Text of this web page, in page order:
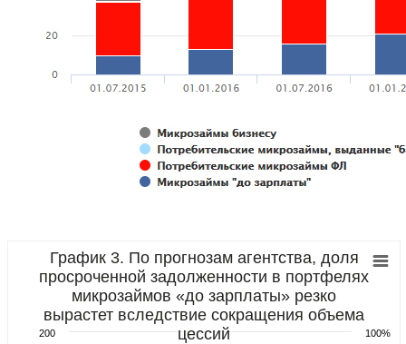
График 3. По прогнозам агентства, доля
просроченной задолженности в портфелях
микрозаймов «до зарплаты» резко
вырастет вследствие сокращения объема
цессий
100%
200